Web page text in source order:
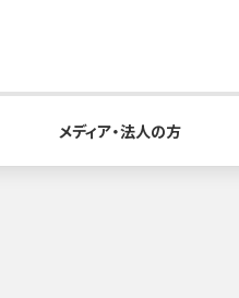
メディア・法人の方